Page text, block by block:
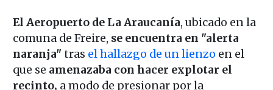
El Aeropuerto de La Araucanía, ubicado en la
comuna de Freire, se encuentra en "alerta
naranja" tras el hallazgo de un lienzo en el
que se amenazaba con hacer explotar el
recinto, a modo de presionar por la